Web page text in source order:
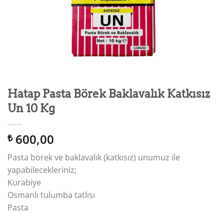
Hatap Pasta Börek Baklavalık Katkısız
Un 10 Kg
₺600,00
Pasta börek ve baklavalık (katkısız) unumuz ile
yapabilecekleriniz;
Kurabiye
Osmanlı tulumba tatlısı
Pasta